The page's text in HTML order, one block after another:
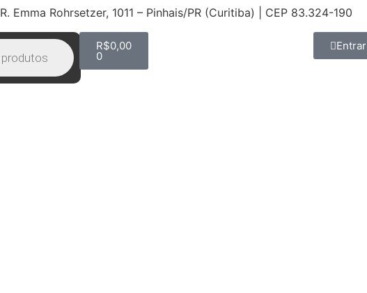
R. Emma Rohrsetzer, 1011 – Pinhais/PR (Curitiba) | CEP 83.324-190
R$0,00
0
Entrar